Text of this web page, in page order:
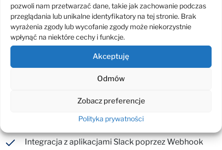
pozwoli nam przetwarzać dane, takie jak zachowanie podczas
przeglądania lub unikalne identyfikatory na tej stronie. Brak
wyrażenia zgody lub wycofanie zgody może niekorzystnie
wpłynąć na niektóre cechy i funkcje.
Akceptuję
Odmów
Zobacz preferencje
Polityka prywatności
monitorowanie doświadczeń użytkowników
i aplikacji.
Wbudowany akumulator oraz modem LTE z kartą
zapewnioną przez producenta, która działa na całym
świecie, czyniąc urządzenie niezależnym
producentów we wszystkich sieciach.
Integracja z aplikacjami Slack poprzez Webhook